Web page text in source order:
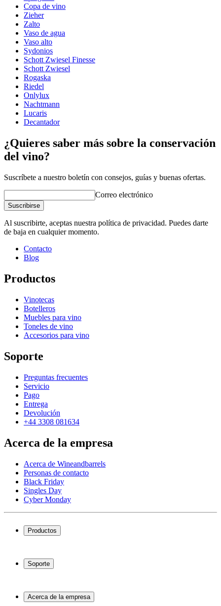
Peso (kg)0.13
Altura (cm)24.3
Ancho (cm)
Profundidad (cm)
Serie de productosDefinition
VidrioCristal, Copa de vino tinto
Tipo de vidrio
Capacidad (cl)
Diámetro (cm)
Copa de vino
Zieher
Zalto
Vaso de agua
Vaso alto
Sydonios
Schott Zwiesel Finesse
Schott Zwiesel
Rogaska
Riedel
Onlylux
Nachtmann
Lucaris
Decantador
¿Quieres saber más sobre la conservación
del vino?
Suscríbete a nuestro boletín con consejos, guías y buenas ofertas.
Correo electrónico
Suscribirse
Al suscribirte, aceptas nuestra política de privacidad. Puedes darte
de baja en cualquier momento.
Contacto
Blog
Productos
Vinotecas
Botelleros
Muebles para vino
Toneles de vino
Accesorios para vino
Soporte
Preguntas frecuentes
Servicio
Pago
Entrega
Devolución
+44 3308 081634
Acerca de la empresa
Acerca de Wineandbarrels
Personas de contacto
Black Friday
Singles Day
Cyber Monday
Productos
Botelleros
Muebles para vino
Soporte
Servicio
Pago
Acerca de la empresa